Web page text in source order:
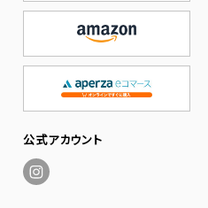
公式アカウント